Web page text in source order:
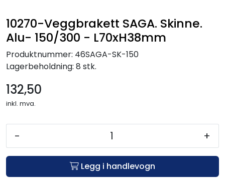
10270-Veggbrakett SAGA. Skinne.
Alu- 150/300 - L70xH38mm
Produktnummer: 46SAGA-SK-150
Lagerbeholdning: 8 stk.
132,50
inkl. mva.
- +
Legg i handlevogn